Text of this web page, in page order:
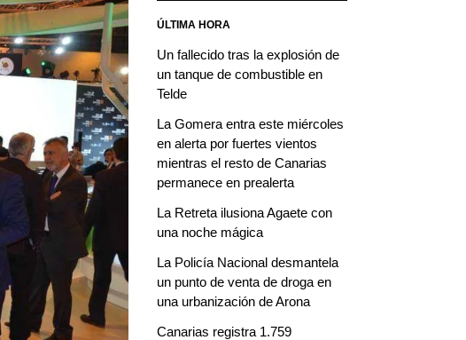
ÚLTIMA HORA
Un fallecido tras la explosión de
un tanque de combustible en
Telde
La Gomera entra este miércoles
en alerta por fuertes vientos
mientras el resto de Canarias
permanece en prealerta
La Retreta ilusiona Agaete con
una noche mágica
La Policía Nacional desmantela
un punto de venta de droga en
una urbanización de Arona
Canarias registra 1.759